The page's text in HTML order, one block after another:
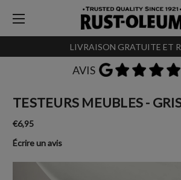
LIVRAISON GRATUITE ET
AVIS
TESTEURS MEUBLES -
€6,95
Écrire un avis